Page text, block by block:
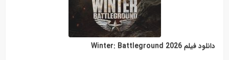
دانلود فیلم Winter: Battleground 2026